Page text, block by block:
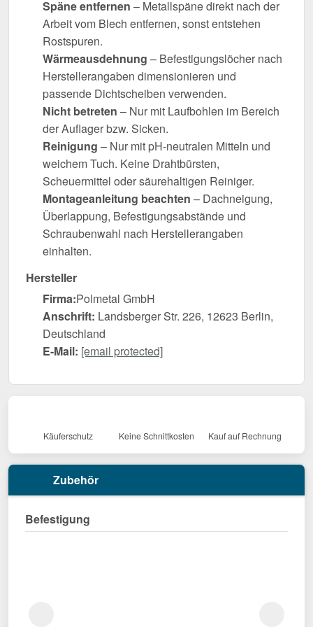
Späne entfernen – Metallspäne direkt nach der
Arbeit vom Blech entfernen, sonst entstehen
Rostspuren.
Wärmeausdehnung – Befestigungslöcher nach
Herstellerangaben dimensionieren und
passende Dichtscheiben verwenden.
Nicht betreten – Nur mit Laufbohlen im Bereich
der Auflager bzw. Sicken.
Reinigung – Nur mit pH-neutralen Mitteln und
weichem Tuch. Keine Drahtbürsten,
Scheuermittel oder säurehaltigen Reiniger.
Montageanleitung beachten – Dachneigung,
Überlappung, Befestigungsabstände und
Schraubenwahl nach Herstellerangaben
einhalten.
Hersteller
Firma:Polmetal GmbH
Anschrift: Landsberger Str. 226, 12623 Berlin,
Deutschland
E-Mail: [email protected]
Käuferschutz Keine Schnittkosten Kauf auf Rechnung
Zubehör
Befestigung